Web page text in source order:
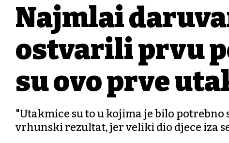
Najmlađi
ostvarili prvu
su ovo prve
"Utakmice su to u kojima je bilo
vrhunski rezultat, jer veliki dio djece iza